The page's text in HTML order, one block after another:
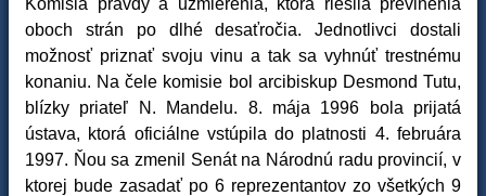
Komisia pravdy a uzmierenia, ktorá riešila previnenia
oboch strán po dlhé desaťročia. Jednotlivci dostali
možnosť priznať svoju vinu a tak sa vyhnúť trestnému
konaniu. Na čele komisie bol arcibiskup Desmond Tutu,
blízky priateľ N. Mandelu. 8. mája 1996 bola prijatá
ústava, ktorá oficiálne vstúpila do platnosti 4. februára
1997. Ňou sa zmenil Senát na Národnú radu provincií, v
ktorej bude zasadať po 6 reprezentantov zo všetkých 9